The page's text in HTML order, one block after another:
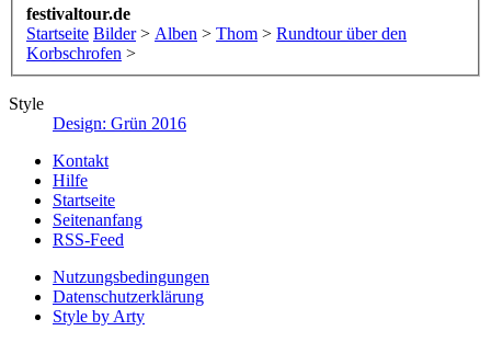
festivaltour.de
Startseite Bilder > Alben > Thom > Rundtour über den
Korbschrofen >
Style
Design: Grün 2016
Kontakt
Hilfe
Startseite
Seitenanfang
RSS-Feed
Nutzungsbedingungen
Datenschutzerklärung
Style by Arty